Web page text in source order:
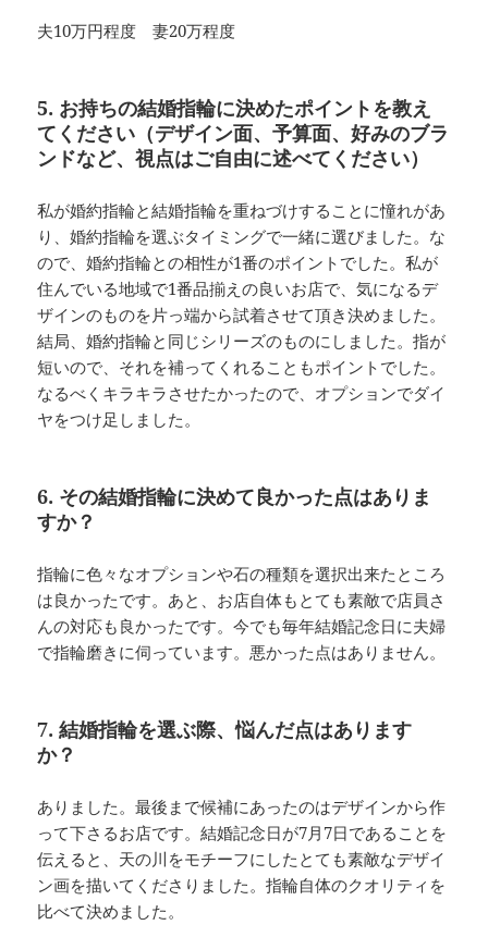
夫10万円程度 妻20万程度
5. お持ちの結婚指輪に決めたポイントを教え
てください（デザイン面、予算面、好みのブラ
ンドなど、視点はご自由に述べてください）
私が婚約指輪と結婚指輪を重ねづけすることに憧れがあ
り、婚約指輪を選ぶタイミングで一緒に選びました。な
ので、婚約指輪との相性が1番のポイントでした。私が
住んでいる地域で1番品揃えの良いお店で、気になるデ
ザインのものを片っ端から試着させて頂き決めました。
結局、婚約指輪と同じシリーズのものにしました。指が
短いので、それを補ってくれることもポイントでした。
なるべくキラキラさせたかったので、オプションでダイ
ヤをつけ足しました。
6. その結婚指輪に決めて良かった点はありま
すか？
指輪に色々なオプションや石の種類を選択出来たところ
は良かったです。あと、お店自体もとても素敵で店員さ
んの対応も良かったです。今でも毎年結婚記念日に夫婦
で指輪磨きに伺っています。悪かった点はありません。
7. 結婚指輪を選ぶ際、悩んだ点はあります
か？
ありました。最後まで候補にあったのはデザインから作
って下さるお店です。結婚記念日が7月7日であることを
伝えると、天の川をモチーフにしたとても素敵なデザイ
ン画を描いてくださりました。指輪自体のクオリティを
比べて決めました。